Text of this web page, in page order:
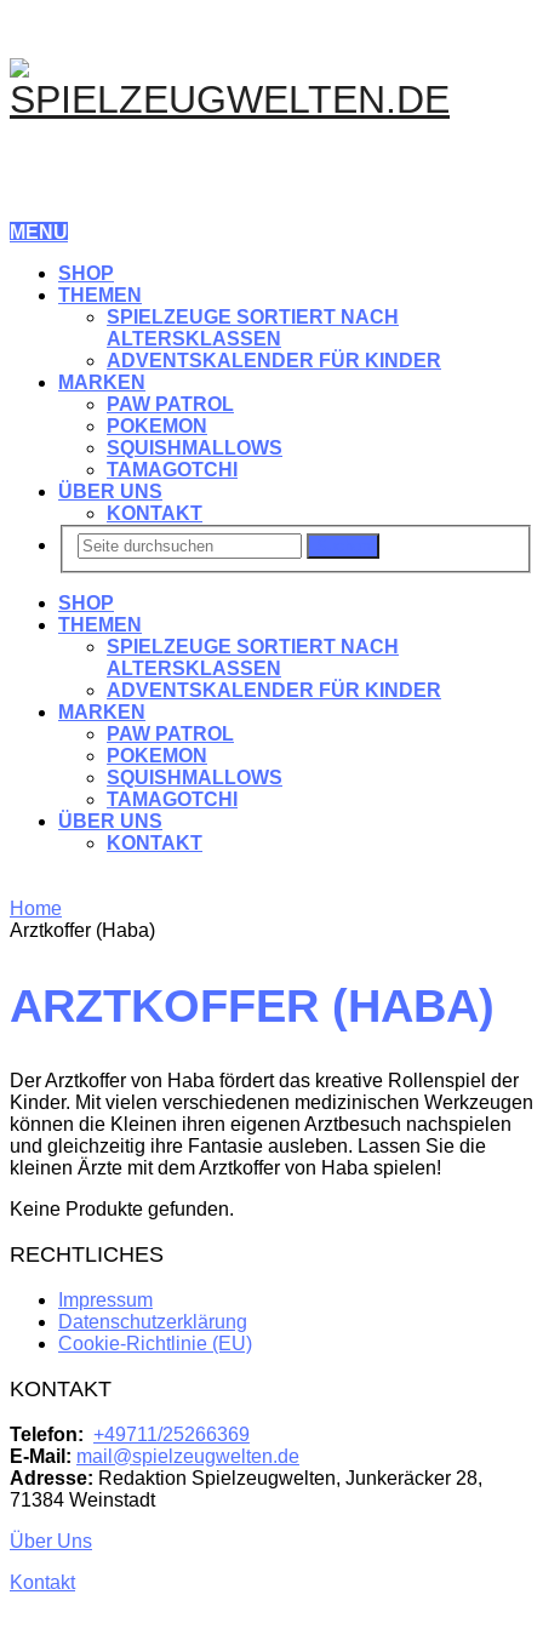
MENU
SHOP
THEMEN
SPIELZEUGE SORTIERT NACH
ALTERSKLASSEN
ADVENTSKALENDER FÜR KINDER
MARKEN
PAW PATROL
POKEMON
SQUISHMALLOWS
TAMAGOTCHI
ÜBER UNS
KONTAKT
SHOP
THEMEN
SPIELZEUGE SORTIERT NACH
ALTERSKLASSEN
ADVENTSKALENDER FÜR KINDER
MARKEN
PAW PATROL
POKEMON
SQUISHMALLOWS
TAMAGOTCHI
ÜBER UNS
KONTAKT
Home
Arztkoffer (Haba)
ARZTKOFFER (HABA)
Der Arztkoffer von Haba fördert das kreative Rollenspiel der
Kinder. Mit vielen verschiedenen medizinischen Werkzeugen
können die Kleinen ihren eigenen Arztbesuch nachspielen
und gleichzeitig ihre Fantasie ausleben. Lassen Sie die
kleinen Ärzte mit dem Arztkoffer von Haba spielen!
Keine Produkte gefunden.
RECHTLICHES
Impressum
Datenschutzerklärung
Cookie-Richtlinie (EU)
KONTAKT
Telefon: +49711/25266369
E-Mail: mail@spielzeugwelten.de
Adresse: Redaktion Spielzeugwelten, Junkeräcker 28,
71384 Weinstadt
Über Uns
Kontakt